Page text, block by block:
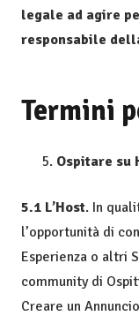
legale ad agire
responsabile
Termini
Ospitare su
5.1 L’Host. In
l’opportunità di
Esperienza o altri
community di
Creare un